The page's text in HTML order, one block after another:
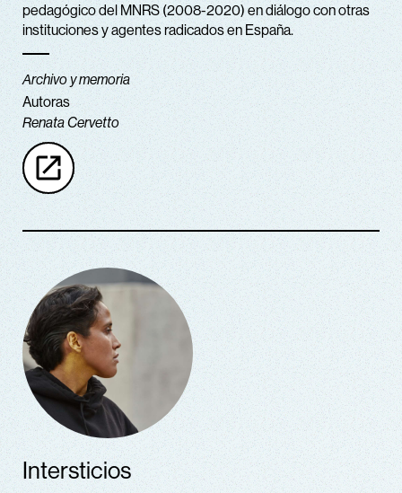
pedagógico del MNRS (2008-2020) en diálogo con otras
instituciones y agentes radicados en España.
Archivo y memoria
Autoras
Renata Cervetto
Intersticios